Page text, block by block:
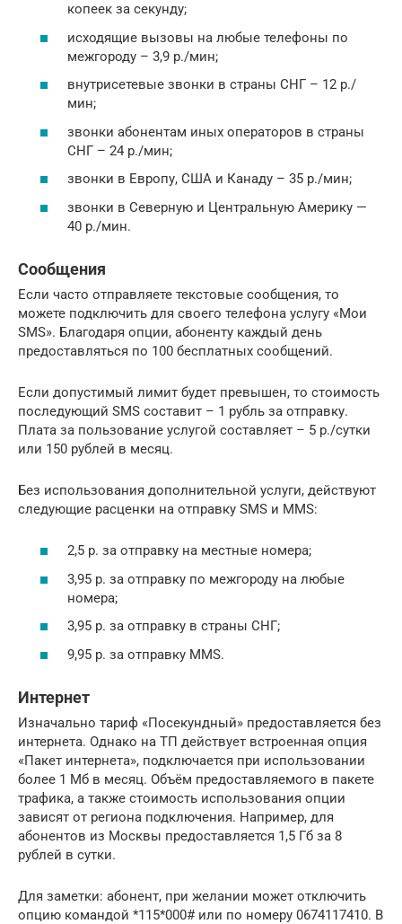
копеек за секунду;
исходящие вызовы на любые телефоны по
межгороду – 3,9 р./мин;
внутрисетевые звонки в страны СНГ – 12 р./
мин;
звонки абонентам иных операторов в страны
СНГ – 24 р./мин;
звонки в Европу, США и Канаду – 35 р./мин;
звонки в Северную и Центральную Америку —
40 р./мин.
Сообщения
Если часто отправляете текстовые сообщения, то
можете подключить для своего телефона услугу «Мои
SMS». Благодаря опции, абоненту каждый день
предоставляться по 100 бесплатных сообщений.
Если допустимый лимит будет превышен, то стоимость
последующий SMS составит – 1 рубль за отправку.
Плата за пользование услугой составляет – 5 р./сутки
или 150 рублей в месяц.
Без использования дополнительной услуги, действуют
следующие расценки на отправку SMS и MMS:
2,5 р. за отправку на местные номера;
3,95 р. за отправку по межгороду на любые
номера;
3,95 р. за отправку в страны СНГ;
9,95 р. за отправку MMS.
Интернет
Изначально тариф «Посекундный» предоставляется без
интернета. Однако на ТП действует встроенная опция
«Пакет интернета», подключается при использовании
более 1 Мб в месяц. Объём предоставляемого в пакете
трафика, а также стоимость использования опции
зависят от региона подключения. Например, для
абонентов из Москвы предоставляется 1,5 Гб за 8
рублей в сутки.
Для заметки: абонент, при желании может отключить
опцию командой *115*000# или по номеру 0674117410. В